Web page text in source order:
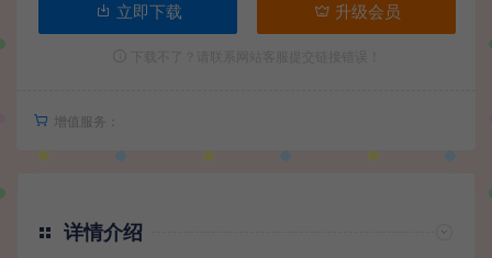
立即下载 升级会员
增值服务：
详情介绍